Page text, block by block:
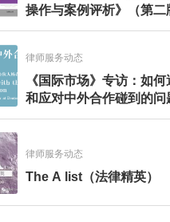
操作与案例评析》（第二
出版发行
律师服务动态
《国际市场》专访：如何
和应对中外合作碰到的问
律师服务动态
The A list（法律精英）